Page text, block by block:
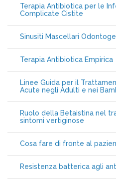
Terapia Antibiotica per le
Complicate Cistite
Sinusiti Mascellari
Terapia Antibiotica Empirica
Linee Guida per il
Acute negli Adulti e nei
Ruolo della Betaistina nel
sintomi vertiginose
Cosa fare di fronte al
Resistenza batterica agli